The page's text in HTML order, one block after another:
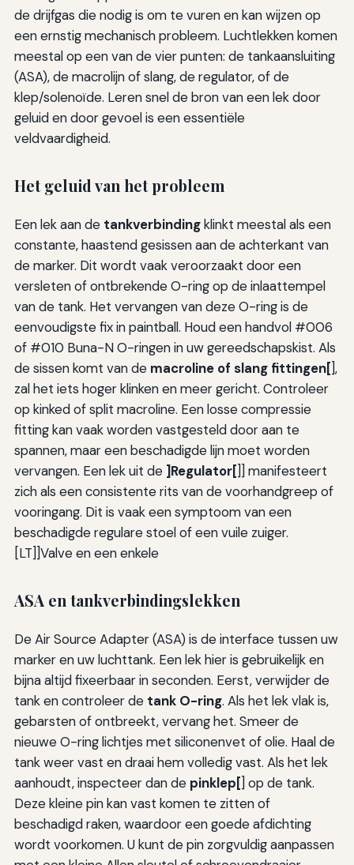
de drijfgas die nodig is om te vuren en kan wijzen op
een ernstig mechanisch probleem. Luchtlekken komen
meestal op een van de vier punten: de tankaansluiting
(ASA), de macrolijn of slang, de regulator, of de
klep/solenoïde. Leren snel de bron van een lek door
geluid en door gevoel is een essentiële
veldvaardigheid.
Het geluid van het probleem
Een lek aan de tankverbindingklinkt meestal als een
constante, haastend gesissen aan de achterkant van
de marker. Dit wordt vaak veroorzaakt door een
versleten of ontbrekende O-ring op de inlaattempel
van de tank. Het vervangen van deze O-ring is de
eenvoudigste fix in paintball. Houd een handvol #006
of #010 Buna-N O-ringen in uw gereedschapskist. Als
de sissen komt van de macroline of slang fittingen[],
zal het iets hoger klinken en meer gericht. Controleer
op kinked of split macroline. Een losse compressie
fitting kan vaak worden vastgesteld door aan te
spannen, maar een beschadigde lijn moet worden
vervangen. Een lek uit de ]Regulator[]] manifesteert
zich als een consistente rits van de voorhandgreep of
vooringang. Dit is vaak een symptoom van een
beschadigde regulare stoel of een vuile zuiger.
[LT]]Valve en een enkele
ASA en tankverbindingslekken
De Air Source Adapter (ASA) is de interface tussen uw
marker en uw luchttank. Een lek hier is gebruikelijk en
bijna altijd fixeerbaar in seconden. Eerst, verwijder de
tank en controleer de tank O-ring. Als het lek vlak is,
gebarsten of ontbreekt, vervang het. Smeer de
nieuwe O-ring lichtjes met siliconenvet of olie. Haal de
tank weer vast en draai hem volledig vast. Als het lek
aanhoudt, inspecteer dan de pinklep[] op de tank.
Deze kleine pin kan vast komen te zitten of
beschadigd raken, waardoor een goede afdichting
wordt voorkomen. U kunt de pin zorgvuldig aanpassen